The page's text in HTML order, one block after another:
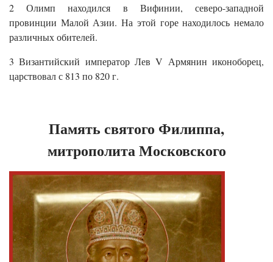
2 Олимп находился в Вифинии, северо-западной
провинции Малой Азии. На этой горе находилось немало
различных обителей.
3 Византийский император Лев V Армянин иконоборец,
царствовал с 813 по 820 г.
Память святого Филиппа,
митрополита Московского